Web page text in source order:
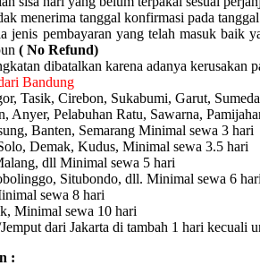
menerima tanggal konfirmasi pada
jenis pembayaran yang telah masuk baik
( No Refund)
dibatalkan karena adanya kerusakan
Bandung
Tasik, Cirebon, Sukabumi, Garut,
Anyer, Pelabuhan Ratu, Sawarna,
Banten, Semarang Minimal sewa 3 hari
Demak, Kudus, Minimal sewa 3.5 hari
dll Minimal sewa 5 hari
Situbondo, dll. Minimal sewa 6 hari
sewa 8 hari
Minimal sewa 10 hari
dari Jakarta di tambah 1 hari kecuali
: